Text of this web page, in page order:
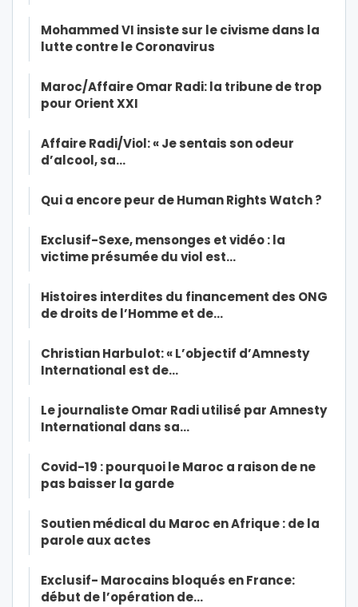
Mohammed VI insiste sur le civisme dans la
lutte contre le Coronavirus
Maroc/Affaire Omar Radi: la tribune de trop
pour Orient XXI
Affaire Radi/Viol: « Je sentais son odeur
d’alcool, sa…
Qui a encore peur de Human Rights Watch ?
Exclusif-Sexe, mensonges et vidéo : la
victime présumée du viol est…
Histoires interdites du financement des ONG
de droits de l’Homme et de…
Christian Harbulot: « L’objectif d’Amnesty
International est de…
Le journaliste Omar Radi utilisé par Amnesty
International dans sa…
Covid-19 : pourquoi le Maroc a raison de ne
pas baisser la garde
Soutien médical du Maroc en Afrique : de la
parole aux actes
Exclusif- Marocains bloqués en France:
début de l’opération de…